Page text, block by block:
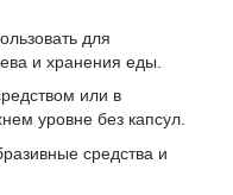
для
и хранения еды.
или в
уровне без капсул.
средства и